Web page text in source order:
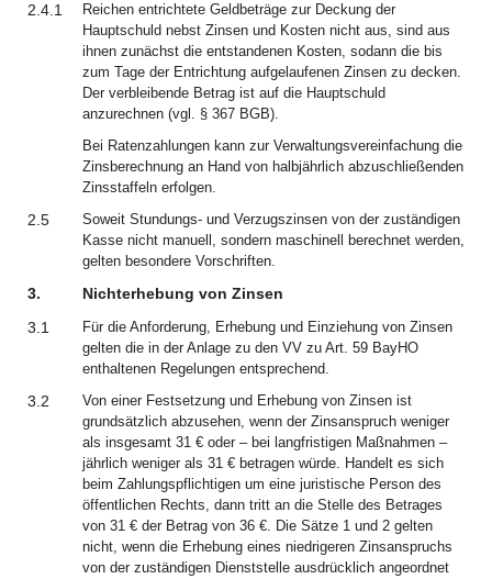
2.4.1
Reichen entrichtete Geldbeträge zur Deckung der
Hauptschuld nebst Zinsen und Kosten nicht aus, sind aus
ihnen zunächst die entstandenen Kosten, sodann die bis
zum Tage der Entrichtung aufgelaufenen Zinsen zu decken.
Der verbleibende Betrag ist auf die Hauptschuld
anzurechnen (vgl. § 367 BGB).
Bei Ratenzahlungen kann zur Verwaltungsvereinfachung die
Zinsberechnung an Hand von halbjährlich abzuschließenden
Zinsstaffeln erfolgen.
2.5
Soweit Stundungs- und Verzugszinsen von der zuständigen
Kasse nicht manuell, sondern maschinell berechnet werden,
gelten besondere Vorschriften.
3.
Nichterhebung von Zinsen
3.1
Für die Anforderung, Erhebung und Einziehung von Zinsen
gelten die in der Anlage zu den VV zu Art. 59 BayHO
enthaltenen Regelungen entsprechend.
3.2
Von einer Festsetzung und Erhebung von Zinsen ist
grundsätzlich abzusehen, wenn der Zinsanspruch weniger
als insgesamt 31 € oder – bei langfristigen Maßnahmen –
jährlich weniger als 31 € betragen würde. Handelt es sich
beim Zahlungspflichtigen um eine juristische Person des
öffentlichen Rechts, dann tritt an die Stelle des Betrages
von 31 € der Betrag von 36 €. Die Sätze 1 und 2 gelten
nicht, wenn die Erhebung eines niedrigeren Zinsanspruchs
von der zuständigen Dienststelle ausdrücklich angeordnet